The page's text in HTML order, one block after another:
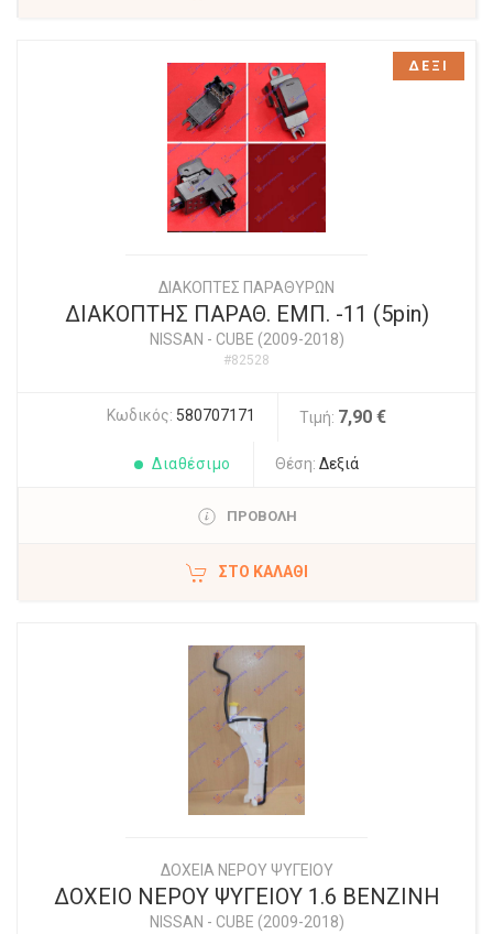
ΔΙΑΚΟΠΤΕΣ ΠΑΡΑΘΥΡΩΝ
ΔΙΑΚΟΠΤΗΣ ΠΑΡΑΘ. ΕΜΠ. -11 (5pin)
NISSAN - CUBE (2009-2018)
#82528
Κωδικός: 580707171 Τιμή: 7,90 €
Διαθέσιμο Θέση: Δεξιά
ΠΡΟΒΟΛΗ
ΣΤΟ ΚΑΛΆΘΙ
ΔΕΞΙ
ΔΟΧΕΙΑ ΝΕΡΟΥ ΨΥΓΕΙΟΥ
ΔΟΧΕΙΟ ΝΕΡΟΥ ΨΥΓΕΙΟΥ 1.6 ΒΕΝΖΙΝΗ
NISSAN - CUBE (2009-2018)